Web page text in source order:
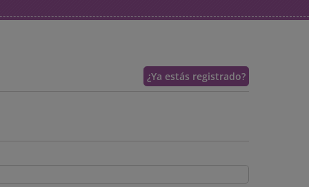
¿Ya estás registrado?